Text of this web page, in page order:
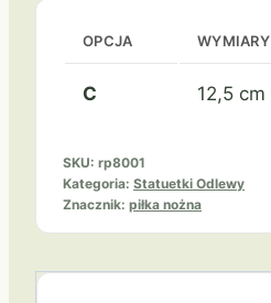
RP8001
OPCJA WYMIARY
C 12,5 cm
SKU: rp8001
Kategoria: Statuetki Odlewy
Znacznik: piłka nożna